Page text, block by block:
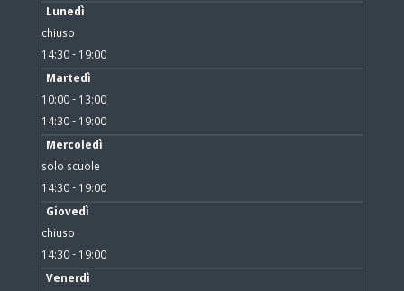
Lunedì
chiuso
14:30 - 19:00
Martedì
10:00 - 13:00
14:30 - 19:00
Mercoledì
solo scuole
14:30 - 19:00
Giovedì
chiuso
14:30 - 19:00
Venerdì